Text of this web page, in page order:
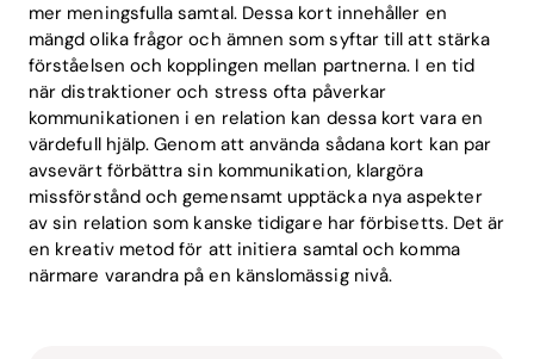
mer meningsfulla samtal. Dessa kort innehåller en
mängd olika frågor och ämnen som syftar till att stärka
förståelsen och kopplingen mellan partnerna. I en tid
när distraktioner och stress ofta påverkar
kommunikationen i en relation kan dessa kort vara en
värdefull hjälp. Genom att använda sådana kort kan par
avsevärt förbättra sin kommunikation, klargöra
missförstånd och gemensamt upptäcka nya aspekter
av sin relation som kanske tidigare har förbisetts. Det är
en kreativ metod för att initiera samtal och komma
närmare varandra på en känslomässig nivå.